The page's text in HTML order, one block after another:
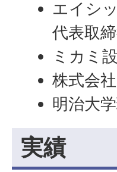
エイシ
代表取
ミカミ
株式会
明治大
実績